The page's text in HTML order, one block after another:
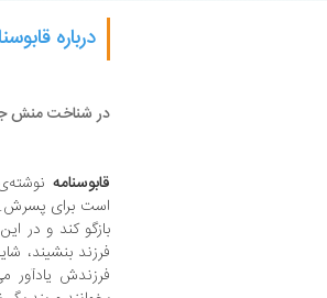
درباره
در شناخت منش
قابوسنامه
است برای پسرش.
بازگو کند و در
فرزند بنشیند،
فرزندش یادآور